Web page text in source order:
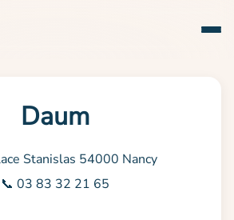
Daum
Stanislas 54000 Nancy
📞 03 83 32 21 65